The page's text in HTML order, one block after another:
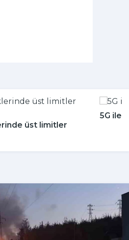
üst limitler
5G ile